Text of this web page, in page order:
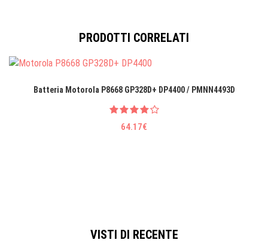
PRODOTTI CORRELATI
Batteria Motorola P8668 GP328D+ DP4400 / PMNN4493D
64.17€
VISTI DI RECENTE